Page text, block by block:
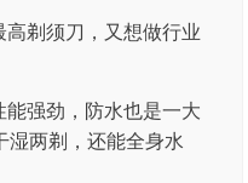
强劲，防水也是一大
湿两剃，还能全身水